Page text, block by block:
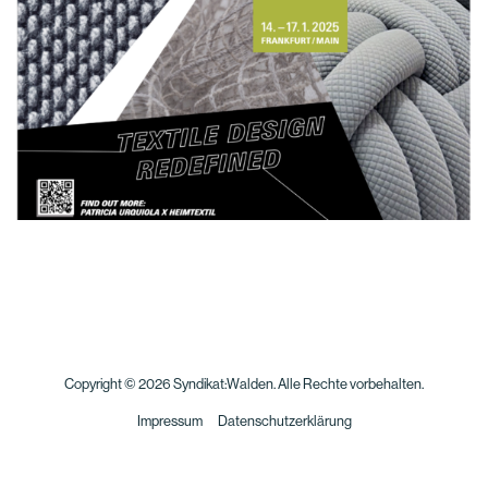
Copyright © 2026 Syndikat:Walden. Alle Rechte vorbehalten.
Impressum Datenschutzerklärung